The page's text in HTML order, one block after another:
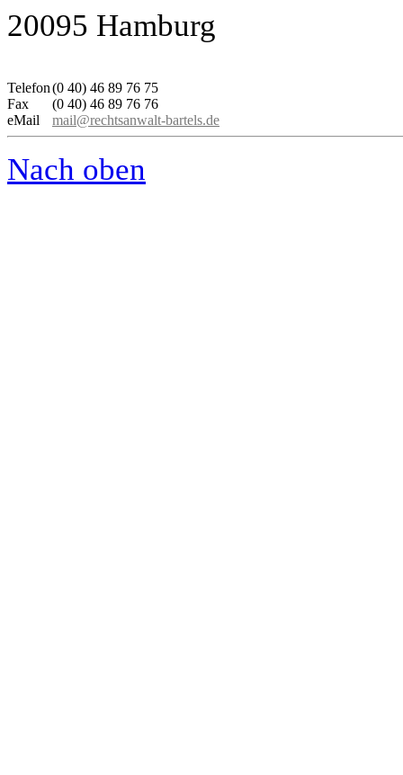
20095 Hamburg
Telefon(0 40) 46 89 76 75
Fax
(0 40) 46 89 76 76
eMail
mail@rechtsanwalt-bartels.de
Nach oben